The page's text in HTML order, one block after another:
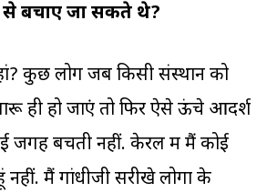
से बचाए जा सकते थे?
कुछ लोग जब किसी संस्थान को
ही हो जाएं तो फिर ऐसे ऊंचे आदर्श
जगह बचती नहीं. केरल में मैं कोई
नहीं. मैं गांधीजी सरीखे लोगों के